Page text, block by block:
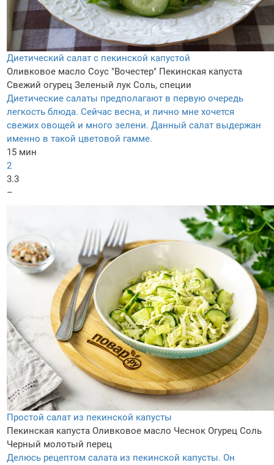
Диетический салат с пекинской капустой
Оливковое масло Соус "Вочестер" Пекинская капуста
Свежий огурец Зеленый лук Соль, специи
Диетические салаты предполагают в первую очередь
легкость блюда. Сейчас весна, и лично мне хочется
свежих овощей и много зелени. Данный салат выдержан
именно в такой цветовой гамме.
15 мин
2
3.3
–
Простой салат из пекинской капусты
Пекинская капуста Оливковое масло Чеснок Огурец Соль
Черный молотый перец
Делюсь рецептом салата из пекинской капусты. Он